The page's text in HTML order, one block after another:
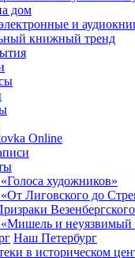
дом
и
книжный тренд
Online
художников»
Лиговского до
и неуязвимый
Наш Петербург
в историческом